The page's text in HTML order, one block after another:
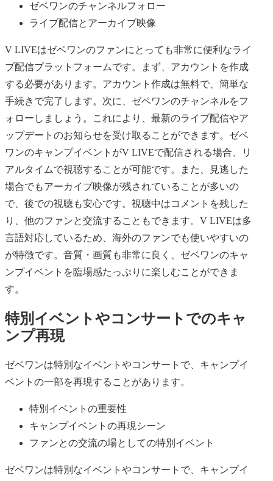
ゼベワンのチャンネルフォロー
ライブ配信とアーカイブ映像
V LIVEはゼベワンのファンにとっても非常に便利なライ
ブ配信プラットフォームです。まず、アカウントを作成
する必要があります。アカウント作成は無料で、簡単な
手続きで完了します。次に、ゼベワンのチャンネルをフ
ォローしましょう。これにより、最新のライブ配信やア
ップデートのお知らせを受け取ることができます。ゼベ
ワンのキャンプイベントがV LIVEで配信される場合、リ
アルタイムで視聴することが可能です。また、見逃した
場合でもアーカイブ映像が残されていることが多いの
で、後での視聴も安心です。視聴中はコメントを残した
り、他のファンと交流することもできます。V LIVEは多
言語対応しているため、海外のファンでも使いやすいの
が特徴です。音質・画質も非常に良く、ゼベワンのキャ
ンプイベントを臨場感たっぷりに楽しむことができま
す。
特別イベントやコンサートでのキャ
ンプ再現
ゼベワンは特別なイベントやコンサートで、キャンプイ
ベントの一部を再現することがあります。
特別イベントの重要性
キャンプイベントの再現シーン
ファンとの交流の場としての特別イベント
ゼベワンは特別なイベントやコンサートで、キャンプイ